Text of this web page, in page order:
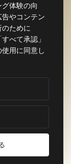
Rights Reserved.
体験の向
やコンテン
ために
べて承認」
用に同意し